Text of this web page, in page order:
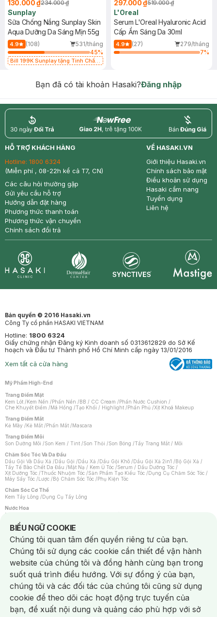
130.000 ₫234.000 ₫
Sunplay
Sữa Chống Nắng Sunplay Skin
Aqua Dưỡng Da Sáng Mịn 55g
4.9 (108)
531/tháng
45%
Bill 199K Sunplay tặng Tinh Chất
297.000 ₫519.000 ₫
L'Oreal
Serum L'Oreal Hyaluronic Acid
Cấp Ẩm Sáng Da 30ml
4.9 (27)
279/tháng
7%
Bạn đã có tài khoản Hasaki?Đăng nhập
return nowfree price
HỖ TRỢ KHÁCH HÀNG
Hotline: 1800 6324
(Miễn phí , 08-22h kể cả T7, CN)
Các câu hỏi thường gặp
Gửi yêu cầu hỗ trợ
Hướng dẫn đặt hàng
Phương thức thanh toán
Phương thức vận chuyển
Chính sách đổi trả
VỀ HASAKI.VN
Giới thiệu Hasaki.vn
Chính sách bảo mật
Điều khoản sử dụng
Hasaki cẩm nang
Tuyển dụng
Liên hệ
Bản quyền © 2016 Hasaki.vn
Công Ty cổ phần HASAKI VIETNAM
Hotline: 1800 6324
Giấy chứng nhận Đăng ký Kinh doanh số 0313612829 do Sở Kế
hoạch và Đầu tư Thành phố Hồ Chí Minh cấp ngày 13/01/2016
Xem tất cả cửa hàng
Mỹ Phẩm High-End
Trang Điểm Mặt
Kem Lót /Kem Nền /Phấn Nền /BB / CC Cream /Phấn Nước Cushion /
Che Khuyết Điểm /Má Hồng /Tạo Khối / Highlight /Phấn Phủ /Xịt Khoá Makeup
Trang Điểm Mắt
Kẻ Mày /Kẻ Mắt /Phấn Mắt /Mascara
Trang Điểm Môi
Son Dưỡng Môi /Son Kem / Tint /Son Thỏi /Son Bóng /Tẩy Trang Mắt / Môi
Chăm Sóc Tóc Và Da Đầu
Dầu Gội Và Dầu Xả /Dầu Gội /Dầu Xả /Dầu Gội Khô /Dầu Gội Xả 2in1 /Bộ Gội Xả /
Tẩy Tế Bào Chết Da Đầu /Mặt Nạ / Kem Ủ Tóc /Serum / Dầu Dưỡng Tóc /
Xịt Dưỡng Tóc /Thuốc Nhuộm Tóc /Sản Phẩm Tạo Kiểu Tóc /Dụng Cụ Chăm Sóc Tóc /
Máy Sấy Tóc /Lược /Bộ Chăm Sóc Tóc /Phụ Kiện Tóc
Chăm Sóc Cơ Thể
Kem Tẩy Lông /Dụng Cụ Tẩy Lông
Nước Hoa
Nước Hoa Nữ
Chăm Sóc Cá Nhân
Chống Muỗi /Khẩu Trang /Máy Massage/Mặt Nạ Xông Hơi /Nước Rửa Tay/
Sản Phẩm Chăm Sóc Khác /Bàn Chải Đánh Răng /Bàn Chải Điện/
Hỗ Trợ Trắng Răng/Kem Đánh Răng /Máy Tăm Nước/ Nước Súc Miệng/
Tăm / Chỉ Nha Khoa/ Xịt Thơm Miệng / Dung Dịch Vệ Sinh/Dưỡng Vùng Kín/
Khăn Ướt Vệ Sinh Vùng Kín/Băng Vệ Sinh/Tampon/Bọt Cạo Râu /Dao Cạo Râu/
Máy Cạo Râu
Vấn Đề Về Da
Da Dầu / Lỗ Chân Lông To/ Da Khô / Mất Nước/ Da Lão Hóa/ Da Mụn/
Da Nhạy Cảm / Kích Ứng
Da Xỉn Màu Thâm / Nám / Tàn Nhang
Quầng Thâm & Bọng Mắt /Sẹo /Viêm Da Cơ Địa
Dụng Cụ / Phụ Kiện Chăm Sóc Da
Bông Tẩy Trang
Khăn Lau Mặt Khô Dụng Cụ / Máy Rửa Mặt Máy Chăm Sóc Da
BIỂU NGỮ COOKIE
Notice about cookies usage
Chúng tôi quan tâm đến quyền riêng tư của bạn.
Chúng tôi sử dụng các cookie cần thiết để vận hành
website của chúng tôi và đồng hành cùng bạn trong
suốt quá trình điều hướng. Với sự đồng ý của bạn,
chúng tôi và các đối tác của chúng tôi cũng sử dụng
cookie để theo dõi các hoạt động trực tuyến của
bạn, đề xuất nội dung và quảng cáo phù hợp với sở